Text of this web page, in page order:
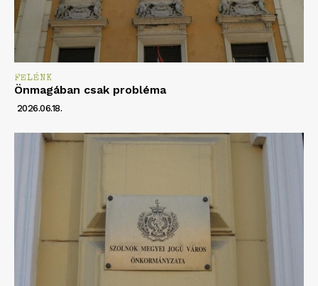
FELÉNK
Önmagában csak probléma
2026.06.18.